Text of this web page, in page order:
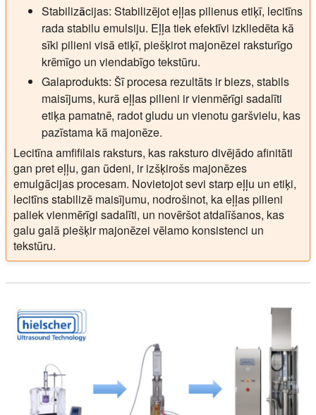
Stabilizācijas: Stabilizējot eļļas pilienus etiķī, lecitīns
rada stabilu emulsiju. Eļļa tiek efektīvi izkliedēta kā
sīki pilieni visā etiķī, piešķirot majonēzei raksturīgo
krēmīgo un viendabīgo tekstūru.
Galaprodukts: Šī procesa rezultāts ir biezs, stabils
maisījums, kurā eļļas pilieni ir vienmērīgi sadalīti
etiķa pamatnē, radot gludu un vienotu garšvielu, kas
pazīstama kā majonēze.
Lecitīna amfifilais raksturs, kas raksturo divējādo afinitāti
gan pret eļļu, gan ūdeni, ir izšķirošs majonēzes
emulgācijas procesam. Novietojot sevi starp eļļu un etiķi,
lecitīns stabilizē maisījumu, nodrošinot, ka eļļas pilieni
paliek vienmērīgi sadalīti, un novēršot atdalīšanos, kas
galu galā piešķir majonēzei vēlamo konsistenci un
tekstūru.